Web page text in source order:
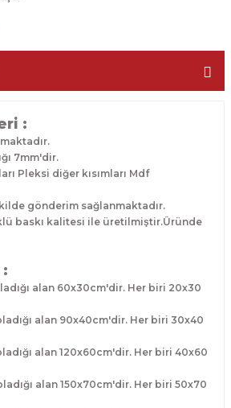
:
7mm'dir.
Pleksi diğer kısımları Mdf
gönderim sağlanmaktadır.
baskı kalitesi ile üretilmiştir.Üründe
alan 60x30cm'dir. Her biri 20x30
alan 90x40cm'dir. Her biri 30x40
alan 120x60cm'dir. Her biri 40x60
alan 150x70cm'dir. Her biri 50x70